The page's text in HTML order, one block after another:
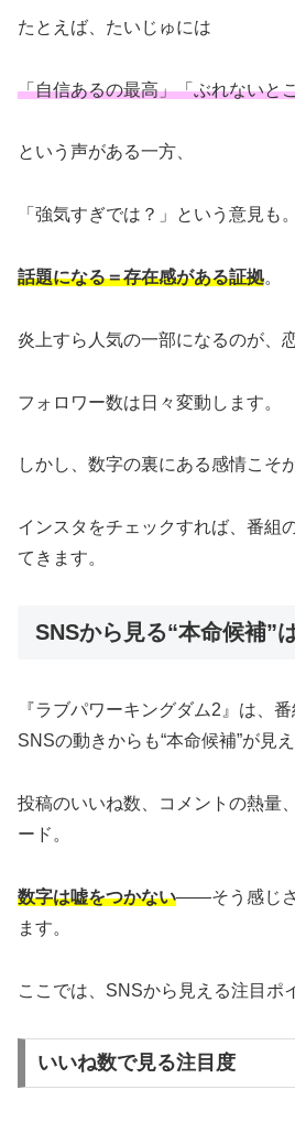
たとえば、たいじゅには
「自信あるの最高」「ぶれないと
という声がある一方、
「強気すぎでは？」という意見も。
話題になる＝存在感がある証拠。
炎上すら人気の一部になるのが、
フォロワー数は日々変動します。
しかし、数字の裏にある感情こそ
インスタをチェックすれば、番組
てきます。
SNSから見る“本命候補”
『ラブパワーキングダム2』は、
SNSの動きからも“本命候補”が見え
投稿のいいね数、コメントの熱量
ード。
数字は嘘をつかない――そう感じさ
ます。
ここでは、SNSから見える注目ポ
いいね数で見る注目度